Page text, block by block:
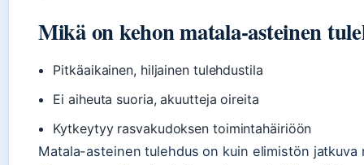
Mikä on kehon matala-asteinen
Pitkäaikainen, hiljainen tulehdustila
Ei aiheuta suoria, akuutteja oireita
Kytkeytyy rasvakudoksen toimintahäiriöön
Matala-asteinen tulehdus on kuin elimistön